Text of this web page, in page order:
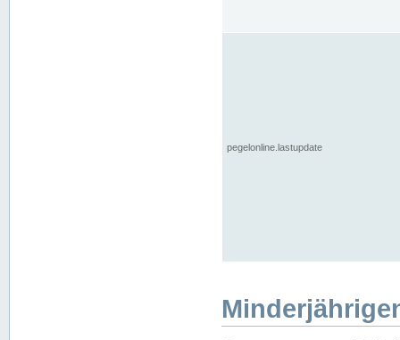
pegelonline.lastupdate